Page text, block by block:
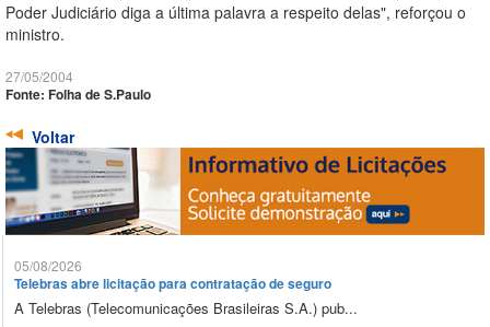
Poder Judiciário diga a última palavra a respeito delas", reforçou o
ministro.
27/05/2004
Fonte: Folha de S.Paulo
Voltar
05/08/2026
Telebras abre licitação para contratação de seguro
A Telebras (Telecomunicações Brasileiras S.A.) pub...